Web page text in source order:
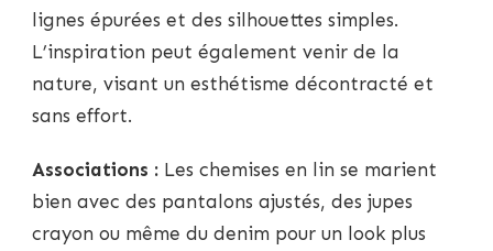
lignes épurées et des silhouettes simples.
L’inspiration peut également venir de la
nature, visant un esthétisme décontracté et
sans effort.
Associations : Les chemises en lin se marient
bien avec des pantalons ajustés, des jupes
crayon ou même du denim pour un look plus